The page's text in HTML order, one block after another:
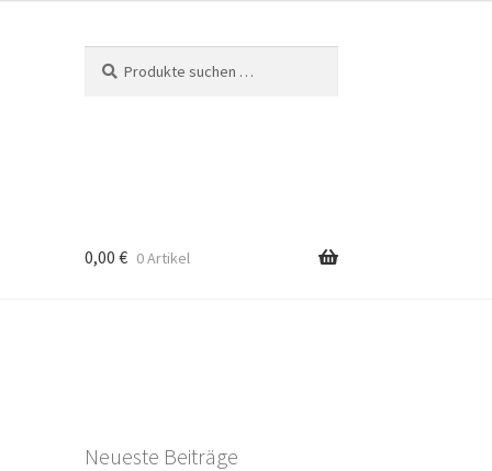
nach:
0,00 € 0 Artikel
Neueste Beiträge